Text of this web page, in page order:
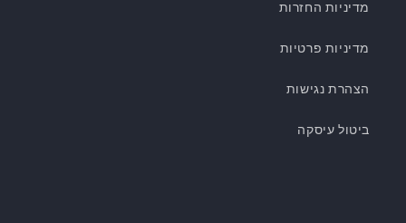
מדיניות החזרות
מדיניות פרטיות
הצהרת נגישות
ביטול עיסקה